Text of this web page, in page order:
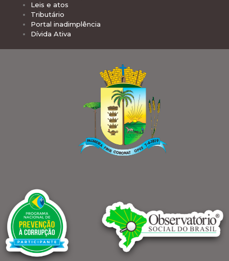
Leis e atos
Tributário
Portal inadimplência
Dívida Ativa